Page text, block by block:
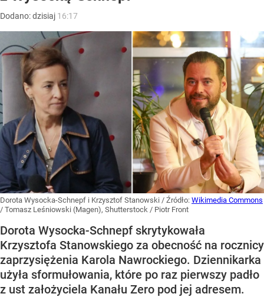
Dodano:dzisiaj 16:17
Dorota Wysocka-Schnepf i Krzysztof Stanowski / Źródło: Wikimedia Commons
/ Tomasz Leśniowski (Magen), Shutterstock / Piotr Front
Dorota Wysocka-Schnepf skrytykowała
Krzysztofa Stanowskiego za obecność na rocznicy
zaprzysiężenia Karola Nawrockiego. Dziennikarka
użyła sformułowania, które po raz pierwszy padło
z ust założyciela Kanału Zero pod jej adresem.